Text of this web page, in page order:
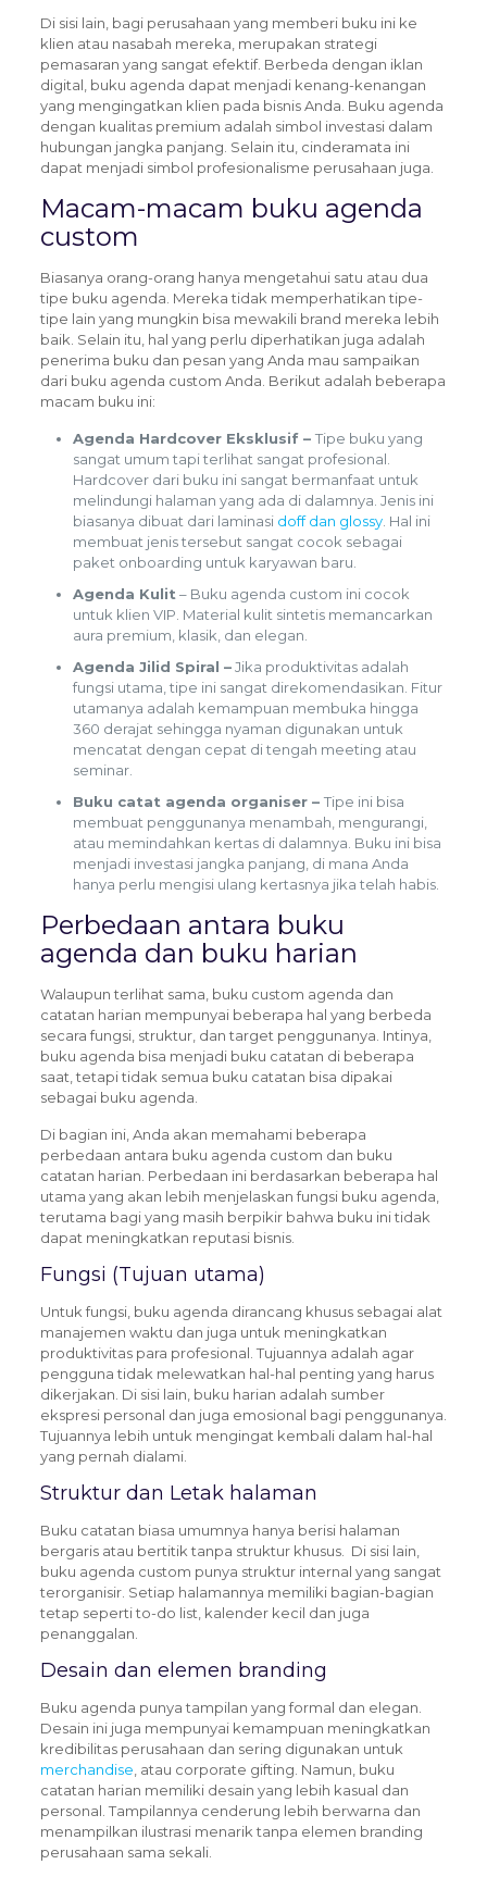
Di sisi lain, bagi perusahaan yang memberi buku ini ke
klien atau nasabah mereka, merupakan strategi
pemasaran yang sangat efektif. Berbeda dengan iklan
digital, buku agenda dapat menjadi kenang-kenangan
yang mengingatkan klien pada bisnis Anda. Buku agenda
dengan kualitas premium adalah simbol investasi dalam
hubungan jangka panjang. Selain itu, cinderamata ini
dapat menjadi simbol profesionalisme perusahaan juga.
Macam-macam buku agenda
custom
Biasanya orang-orang hanya mengetahui satu atau dua
tipe buku agenda. Mereka tidak memperhatikan tipe-
tipe lain yang mungkin bisa mewakili brand mereka lebih
baik. Selain itu, hal yang perlu diperhatikan juga adalah
penerima buku dan pesan yang Anda mau sampaikan
dari buku agenda custom Anda. Berikut adalah beberapa
macam buku ini:
Agenda Hardcover Eksklusif – Tipe buku yang
sangat umum tapi terlihat sangat profesional.
Hardcover dari buku ini sangat bermanfaat untuk
melindungi halaman yang ada di dalamnya. Jenis ini
biasanya dibuat dari laminasi doff dan glossy. Hal ini
membuat jenis tersebut sangat cocok sebagai
paket onboarding untuk karyawan baru.
Agenda Kulit – Buku agenda custom ini cocok
untuk klien VIP. Material kulit sintetis memancarkan
aura premium, klasik, dan elegan.
Agenda Jilid Spiral –Jika produktivitas adalah
fungsi utama, tipe ini sangat direkomendasikan. Fitur
utamanya adalah kemampuan membuka hingga
360 derajat sehingga nyaman digunakan untuk
mencatat dengan cepat di tengah meeting atau
seminar.
Buku catat agenda organiser – Tipe ini bisa
membuat penggunanya menambah, mengurangi,
atau memindahkan kertas di dalamnya. Buku ini bisa
menjadi investasi jangka panjang, di mana Anda
hanya perlu mengisi ulang kertasnya jika telah habis.
Perbedaan antara buku
agenda dan buku harian
Walaupun terlihat sama, buku custom agenda dan
catatan harian mempunyai beberapa hal yang berbeda
secara fungsi, struktur, dan target penggunanya. Intinya,
buku agenda bisa menjadi buku catatan di beberapa
saat, tetapi tidak semua buku catatan bisa dipakai
sebagai buku agenda.
Di bagian ini, Anda akan memahami beberapa
perbedaan antara buku agenda custom dan buku
catatan harian. Perbedaan ini berdasarkan beberapa hal
utama yang akan lebih menjelaskan fungsi buku agenda,
terutama bagi yang masih berpikir bahwa buku ini tidak
dapat meningkatkan reputasi bisnis.
Fungsi (Tujuan utama)
Untuk fungsi, buku agenda dirancang khusus sebagai alat
manajemen waktu dan juga untuk meningkatkan
produktivitas para profesional. Tujuannya adalah agar
pengguna tidak melewatkan hal-hal penting yang harus
dikerjakan. Di sisi lain, buku harian adalah sumber
ekspresi personal dan juga emosional bagi penggunanya.
Tujuannya lebih untuk mengingat kembali dalam hal-hal
yang pernah dialami.
Struktur dan Letak halaman
Buku catatan biasa umumnya hanya berisi halaman
bergaris atau bertitik tanpa struktur khusus. Di sisi lain,
buku agenda custom punya struktur internal yang sangat
terorganisir. Setiap halamannya memiliki bagian-bagian
tetap seperti to-do list, kalender kecil dan juga
penanggalan.
Desain dan elemen branding
Buku agenda punya tampilan yang formal dan elegan.
Desain ini juga mempunyai kemampuan meningkatkan
kredibilitas perusahaan dan sering digunakan untuk
merchandise , atau corporate gifting. Namun, buku
catatan harian memiliki desain yang lebih kasual dan
personal. Tampilannya cenderung lebih berwarna dan
menampilkan ilustrasi menarik tanpa elemen branding
perusahaan sama sekali.